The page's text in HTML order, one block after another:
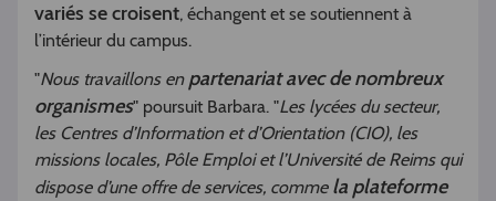
variés se croisent, échangent et se soutiennent à
l’intérieur du campus.
"Nous travaillons en partenariat avec de nombreux
organismes" poursuit Barbara. "Les lycées du secteur,
les Centres d’Information et d’Orientation (CIO), les
missions locales, Pôle Emploi et l’Université de Reims qui
dispose d’une offre de services, comme la plateforme